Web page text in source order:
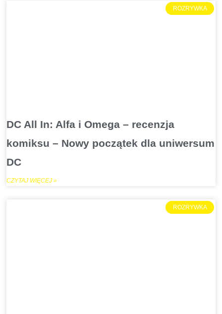
ROZRYWKA
DC All In: Alfa i Omega – recenzja
komiksu – Nowy początek dla uniwersum
DC
CZYTAJ WIĘCEJ »
ROZRYWKA